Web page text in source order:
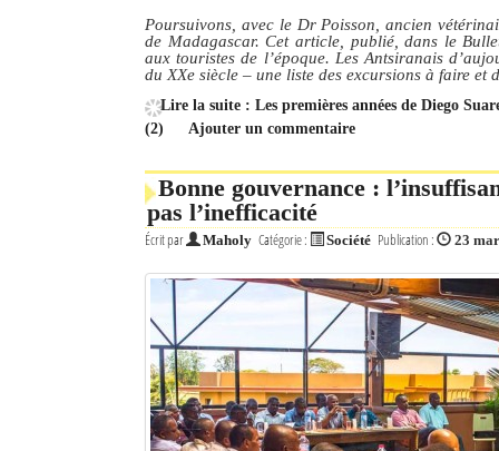
Poursuivons, avec le Dr Poisson, ancien
de Madagascar. Cet article, publié, dans le
aux touristes de l’époque. Les Antsiranais
du XXe siècle – une liste des excursions à faire et
Lire la suite : Les premières années de Diego
(2)
Ajouter un commentaire
Bonne gouvernance :
pas l’inefficacité
Écrit par Maholy Catégorie : Société Publication : 23